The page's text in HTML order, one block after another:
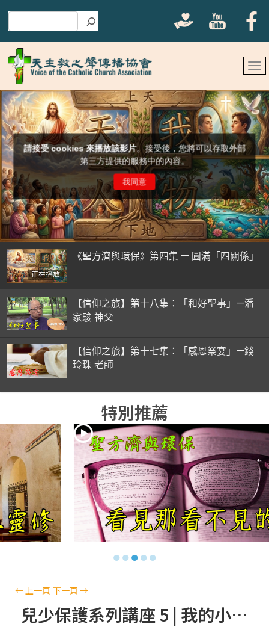
正在播放
《聖方濟與環保》第四集 — 圓滿「四關係」
【信仰之旅】第十八集：「和好聖事」—潘
家駿 神父
【信仰之旅】第十七集：「感恩祭宴」—錢
玲珠 老師
錢玲珠 老師
【信仰之旅】第十五集：「入門聖事」—錢
玲珠 老師
【信仰之旅】第十四集：「天主十誡(下)」
—金毓瑋 神父
【信仰之旅】第十三集：「天主十誡(上)」
—金毓瑋 神父
【信仰之旅】第十二集：「聖母、聖人」—
高樂祈 修女
特別推薦
●●●●●
← 上一頁 下一頁→
兒少保護系列講座 5 | 我的小孩～ 不「權」是我的 | 聶瑞瑩律師